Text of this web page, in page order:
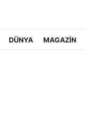
DÜNYA MAGAZİN